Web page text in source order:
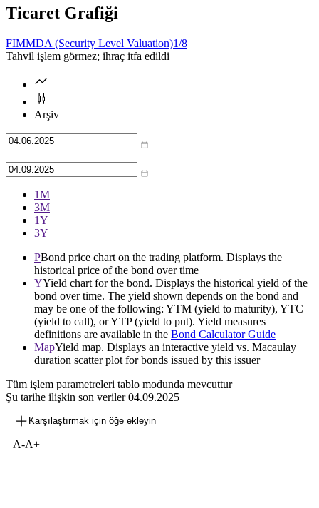
Ticaret Grafiği
FIMMDA (Security Level Valuation)1/8
Tahvil işlem görmez; ihraç itfa edildi
Arşiv
—
1М
3М
1Y
3Y
PBond price chart on the trading platform. Displays the
historical price of the bond over time
YYield chart for the bond. Displays the historical yield of the
bond over time. The yield shown depends on the bond and
may be one of the following: YTM (yield to maturity), YTC
(yield to call), or YTP (yield to put). Yield measures
definitions are available in the Bond Calculator Guide
MapYield map. Displays an interactive yield vs. Macaulay
duration scatter plot for bonds issued by this issuer
Tüm işlem parametreleri tablo modunda mevcuttur
Şu tarihe ilişkin son veriler04.09.2025
Karşılaştırmak için öğe ekleyin